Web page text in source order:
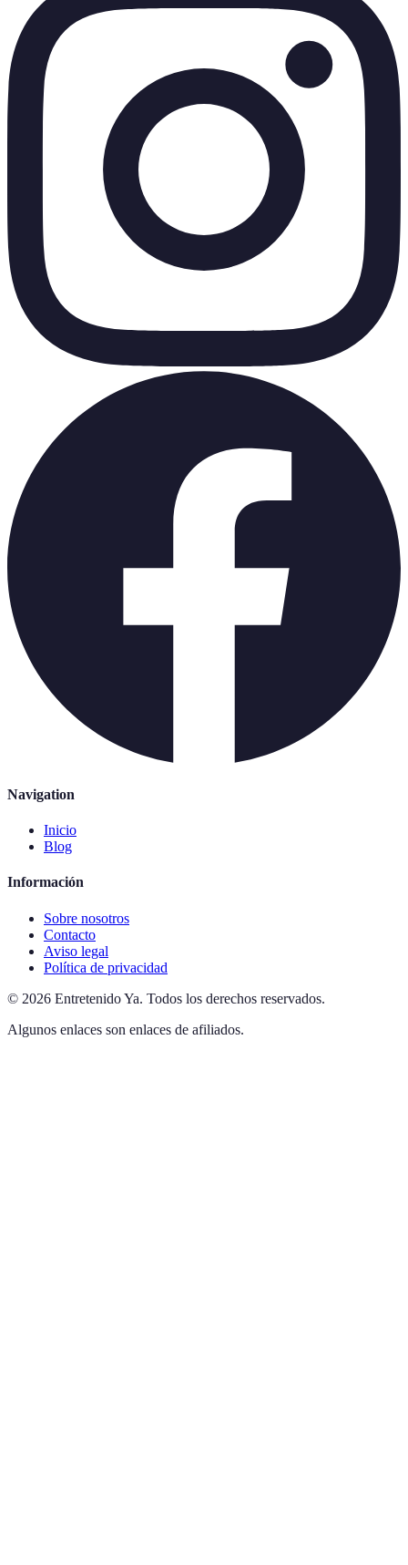
Navigation
Inicio
Blog
Información
Sobre nosotros
Contacto
Aviso legal
Política de privacidad
© 2026 Entretenido Ya. Todos los derechos reservados.
Algunos enlaces son enlaces de afiliados.